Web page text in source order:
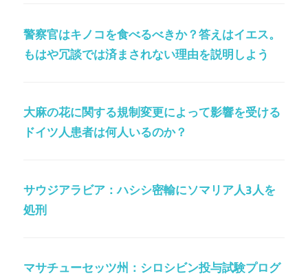
警察官はキノコを食べるべきか？答えはイエス。
もはや冗談では済まされない理由を説明しよう
大麻の花に関する規制変更によって影響を受ける
ドイツ人患者は何人いるのか？
サウジアラビア：ハシシ密輸にソマリア人3人を
処刑
マサチューセッツ州：シロシビン投与試験プログ